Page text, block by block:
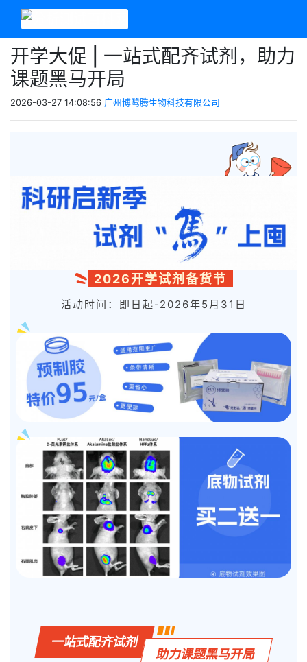
开学大促 | 一站式配齐试剂，助力
课题黑马开局
2026-03-27 14:08:56 广州博鹭腾生物科技有限公司
2026开学试剂备货节
活动时间：即日起-2026年5月31日
一站式配齐试剂
助力课题黑马开局